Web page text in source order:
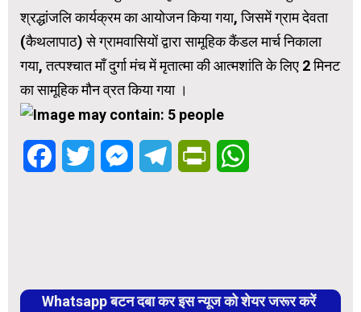
श्रद्धांजलि कार्यक्रम का आयोजन किया गया, जिसमें ग्राम देवता
(कैथलापाठ) से ग्रामवासियों द्वारा सामूहिक कैंडल मार्च निकाला
गया, तत्पश्चात माँ दुर्गा मंच में मृतात्मा की आत्मशांति के लिए 2 मिनट
का सामूहिक मौन व्रत किया गया ।
FacebookTwitter MessengerTelegramPrintFriendly
Whatsapp बटन दबा कर इस न्यूज को शेयर जरूर करें